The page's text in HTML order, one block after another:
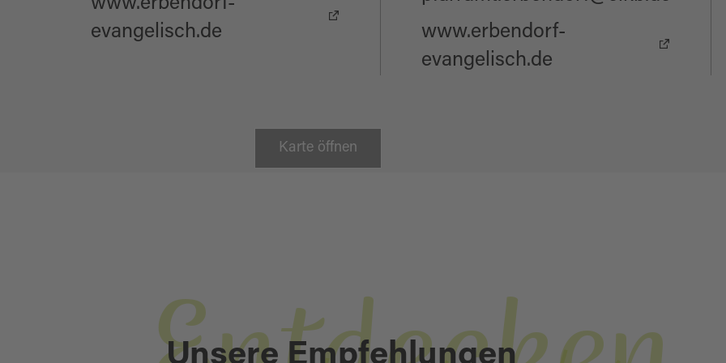
www.erbendorf-
evangelisch.de
www.erbendorf-
evangelisch.de
Karte öffnen